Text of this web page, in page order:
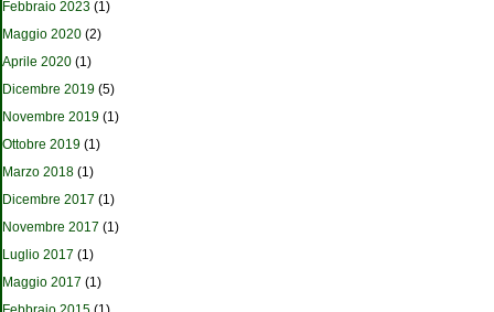
Febbraio 2023 (1)
Maggio 2020 (2)
Aprile 2020 (1)
Dicembre 2019 (5)
Novembre 2019 (1)
Ottobre 2019 (1)
Marzo 2018 (1)
Dicembre 2017 (1)
Novembre 2017 (1)
Luglio 2017 (1)
Maggio 2017 (1)